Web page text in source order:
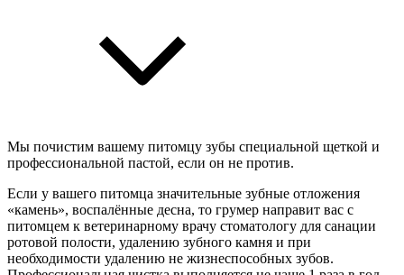
Мы почистим вашему питомцу зубы специальной щеткой и
профессиональной пастой, если он не против.
Если у вашего питомца значительные зубные отложения
«камень», воспалённые десна, то грумер направит вас с
питомцем к ветеринарному врачу стоматологу для санации
ротовой полости, удалению зубного камня и при
необходимости удалению не жизнеспособных зубов.